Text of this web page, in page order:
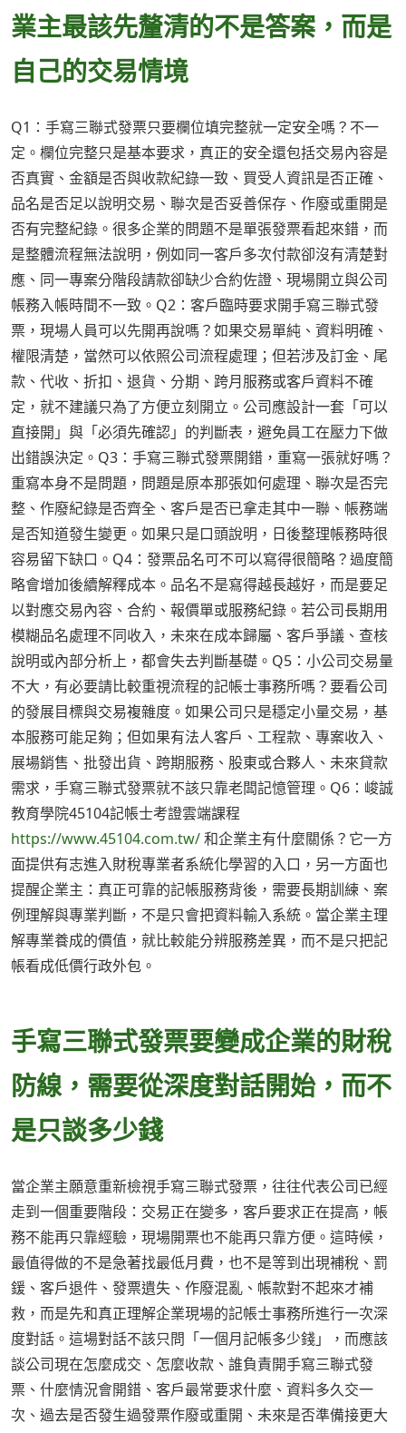
業主最該先釐清的不是答案，而是
自己的交易情境
Q1：手寫三聯式發票只要欄位填完整就一定安全嗎？不一
定。欄位完整只是基本要求，真正的安全還包括交易內容是
否真實、金額是否與收款紀錄一致、買受人資訊是否正確、
品名是否足以說明交易、聯次是否妥善保存、作廢或重開是
否有完整紀錄。很多企業的問題不是單張發票看起來錯，而
是整體流程無法說明，例如同一客戶多次付款卻沒有清楚對
應、同一專案分階段請款卻缺少合約佐證、現場開立與公司
帳務入帳時間不一致。Q2：客戶臨時要求開手寫三聯式發
票，現場人員可以先開再說嗎？如果交易單純、資料明確、
權限清楚，當然可以依照公司流程處理；但若涉及訂金、尾
款、代收、折扣、退貨、分期、跨月服務或客戶資料不確
定，就不建議只為了方便立刻開立。公司應設計一套「可以
直接開」與「必須先確認」的判斷表，避免員工在壓力下做
出錯誤決定。Q3：手寫三聯式發票開錯，重寫一張就好嗎？
重寫本身不是問題，問題是原本那張如何處理、聯次是否完
整、作廢紀錄是否齊全、客戶是否已拿走其中一聯、帳務端
是否知道發生變更。如果只是口頭說明，日後整理帳務時很
容易留下缺口。Q4：發票品名可不可以寫得很簡略？過度簡
略會增加後續解釋成本。品名不是寫得越長越好，而是要足
以對應交易內容、合約、報價單或服務紀錄。若公司長期用
模糊品名處理不同收入，未來在成本歸屬、客戶爭議、查核
說明或內部分析上，都會失去判斷基礎。Q5：小公司交易量
不大，有必要請比較重視流程的記帳士事務所嗎？要看公司
的發展目標與交易複雜度。如果公司只是穩定小量交易，基
本服務可能足夠；但如果有法人客戶、工程款、專案收入、
展場銷售、批發出貨、跨期服務、股東或合夥人、未來貸款
需求，手寫三聯式發票就不該只靠老闆記憶管理。Q6：峻誠
教育學院45104記帳士考證雲端課程
https://www.45104.com.tw/和企業主有什麼關係？它一方
面提供有志進入財稅專業者系統化學習的入口，另一方面也
提醒企業主：真正可靠的記帳服務背後，需要長期訓練、案
例理解與專業判斷，不是只會把資料輸入系統。當企業主理
解專業養成的價值，就比較能分辨服務差異，而不是只把記
帳看成低價行政外包。
手寫三聯式發票要變成企業的財稅
防線，需要從深度對話開始，而不
是只談多少錢
當企業主願意重新檢視手寫三聯式發票，往往代表公司已經
走到一個重要階段：交易正在變多，客戶要求正在提高，帳
務不能再只靠經驗，現場開票也不能再只靠方便。這時候，
最值得做的不是急著找最低月費，也不是等到出現補稅、罰
鍰、客戶退件、發票遺失、作廢混亂、帳款對不起來才補
救，而是先和真正理解企業現場的記帳士事務所進行一次深
度對話。這場對話不該只問「一個月記帳多少錢」，而應該
談公司現在怎麼成交、怎麼收款、誰負責開手寫三聯式發
票、什麼情況會開錯、客戶最常要求什麼、資料多久交一
次、過去是否發生過發票作廢或重開、未來是否準備接更大